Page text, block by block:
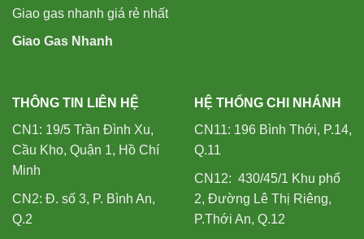
Giao gas nhanh giá rẻ nhất
Giao Gas Nhanh
THÔNG TIN LIÊN HỆ
CN1: 19/5 Trần Đình Xu,
Cầu Kho, Quận 1, Hồ Chí
Minh
CN2: Đ. số 3, P. Bình An,
Q.2
HỆ THỐNG CHI NHÁNH
CN11: 196 Bình Thới, P.14,
Q.11
CN12: 430/45/1 Khu phố
2, Đường Lê Thị Riêng,
P.Thới An, Q.12